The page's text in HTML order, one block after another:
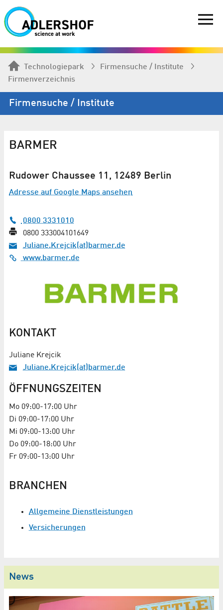
Technologiepark
Firmen­suche / Institute
Firmenverzeichnis
Firmen­suche / Institute
BARMER
Rudower Chaussee 11, 12489 Berlin
Adresse auf Google Maps ansehen
0800 3331010
0800 333004101649
Juliane.Krejcik(at)barmer.de
www.barmer.de
KONTAKT
Juliane Krejcik
Juliane.Krejcik(at)barmer.de
ÖFFNUNGSZEITEN
Mo 09:00-17:00 Uhr
Di 09:00-17:00 Uhr
Mi 09:00-13:00 Uhr
Do 09:00-18:00 Uhr
Fr 09:00-13:00 Uhr
BRANCHEN
Allgemeine Dienstleistungen
Versicherungen
News